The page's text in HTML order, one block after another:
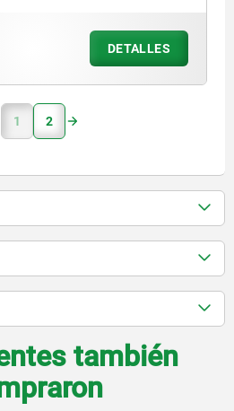
DETALLES
1 2
también